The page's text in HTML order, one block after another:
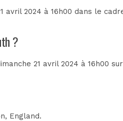
avril 2024 à 16h00 dans le
?
21 avril 2024 à 16h00
England.